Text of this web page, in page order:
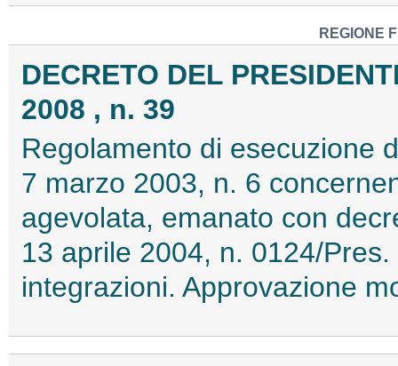
REGIONE
DECRETO DEL
2008 , n. 39
Regolamento di esecuzione
7 marzo 2003, n. 6
agevolata, emanato con
13 aprile 2004, n. 0124/
integrazioni. Approvazione